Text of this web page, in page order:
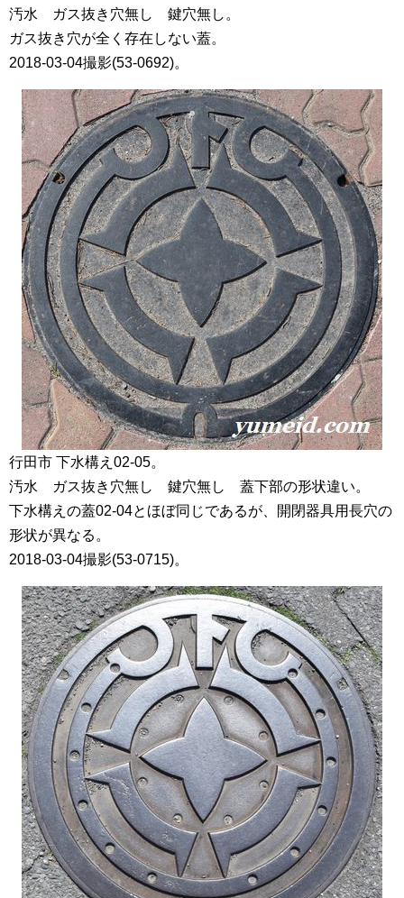
汚水 ガス抜き穴無し 鍵穴無し。
ガス抜き穴が全く存在しない蓋。
2018-03-04撮影(53-0692)。
行田市 下水構え02-05。
汚水 ガス抜き穴無し 鍵穴無し 蓋下部の形状違い。
下水構えの蓋02-04とほぼ同じであるが、開閉器具用長穴の
形状が異なる。
2018-03-04撮影(53-0715)。